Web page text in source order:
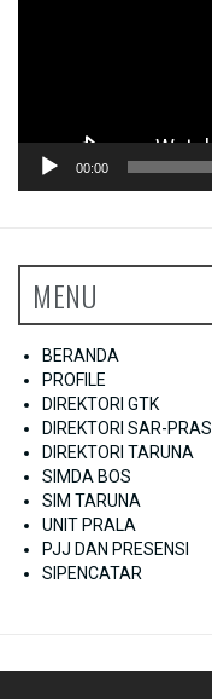
00:00
MENU
BERANDA
PROFILE
DIREKTORI GTK
DIREKTORI SAR-PRAS
DIREKTORI TARUNA
SIMDA BOS
SIM TARUNA
UNIT PRALA
PJJ DAN PRESENSI
SIPENCATAR